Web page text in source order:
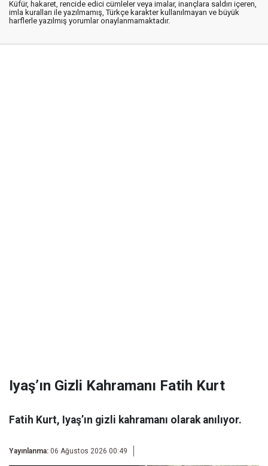
Küfür, hakaret, rencide edici cümleler veya imalar, inançlara saldırı içeren,
imla kuralları ile yazılmamış, Türkçe karakter kullanılmayan ve büyük
harflerle yazılmış yorumlar onaylanmamaktadır.
Iyaş’ın Gizli Kahramanı Fatih Kurt
Fatih Kurt, Iyaş’ın gizli kahramanı olarak anılıyor.
Yayınlanma: 06 Ağustos 2026 00:49